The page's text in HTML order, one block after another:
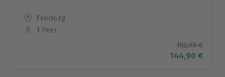
Standort
Freiburg
Anzahl der Teilnehmer
1 Pers.
152,90 €
Aktueller
144,90 €